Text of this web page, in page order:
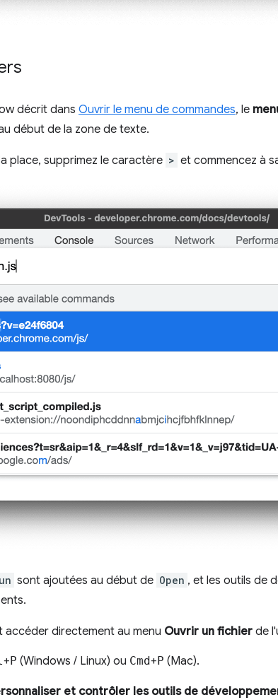
décrit dans Ouvrir le menu de commandes, le
début de la zone de texte.
place, supprimez le caractère > et commencez à
sont ajoutées au début de Open , et les outils de
accéder directement au menu Ouvrir un fichier de
+ P (Windows / Linux) ou Cmd+ P (Mac).
et contrôler les outils de